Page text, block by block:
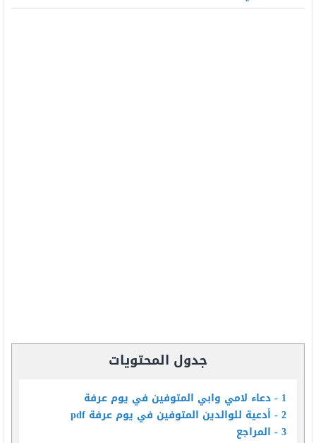
جدول المحتويات
1 دعاء لامي وابي المتوفين في يوم عرفة
2 أدعية للوالدين المتوفين في يوم عرفة pdf
3 المراجع